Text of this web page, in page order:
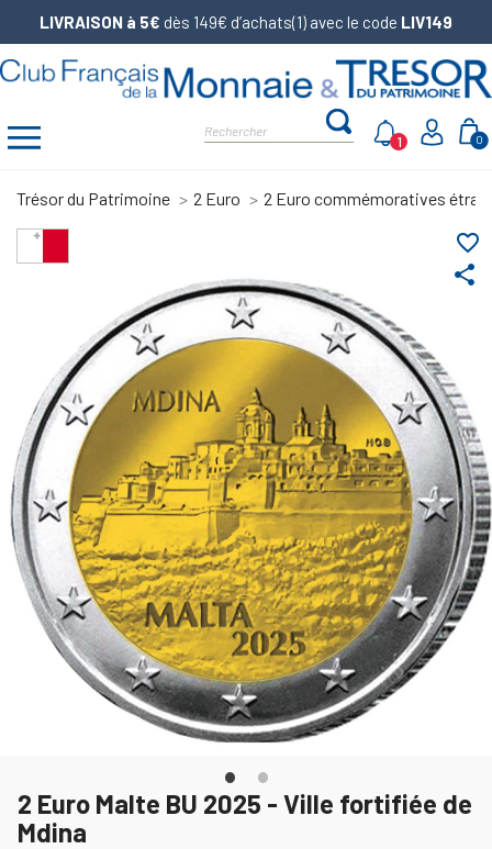
LIVRAISON à 5€ dès 149€ d’achats(1) avec le code LIV149
0
1
Trésor du Patrimoine 2 Euro 2 Euro commémoratives
share
favorite_border
2 Euro Malte BU 2025 - Ville fortifiée de
Mdina